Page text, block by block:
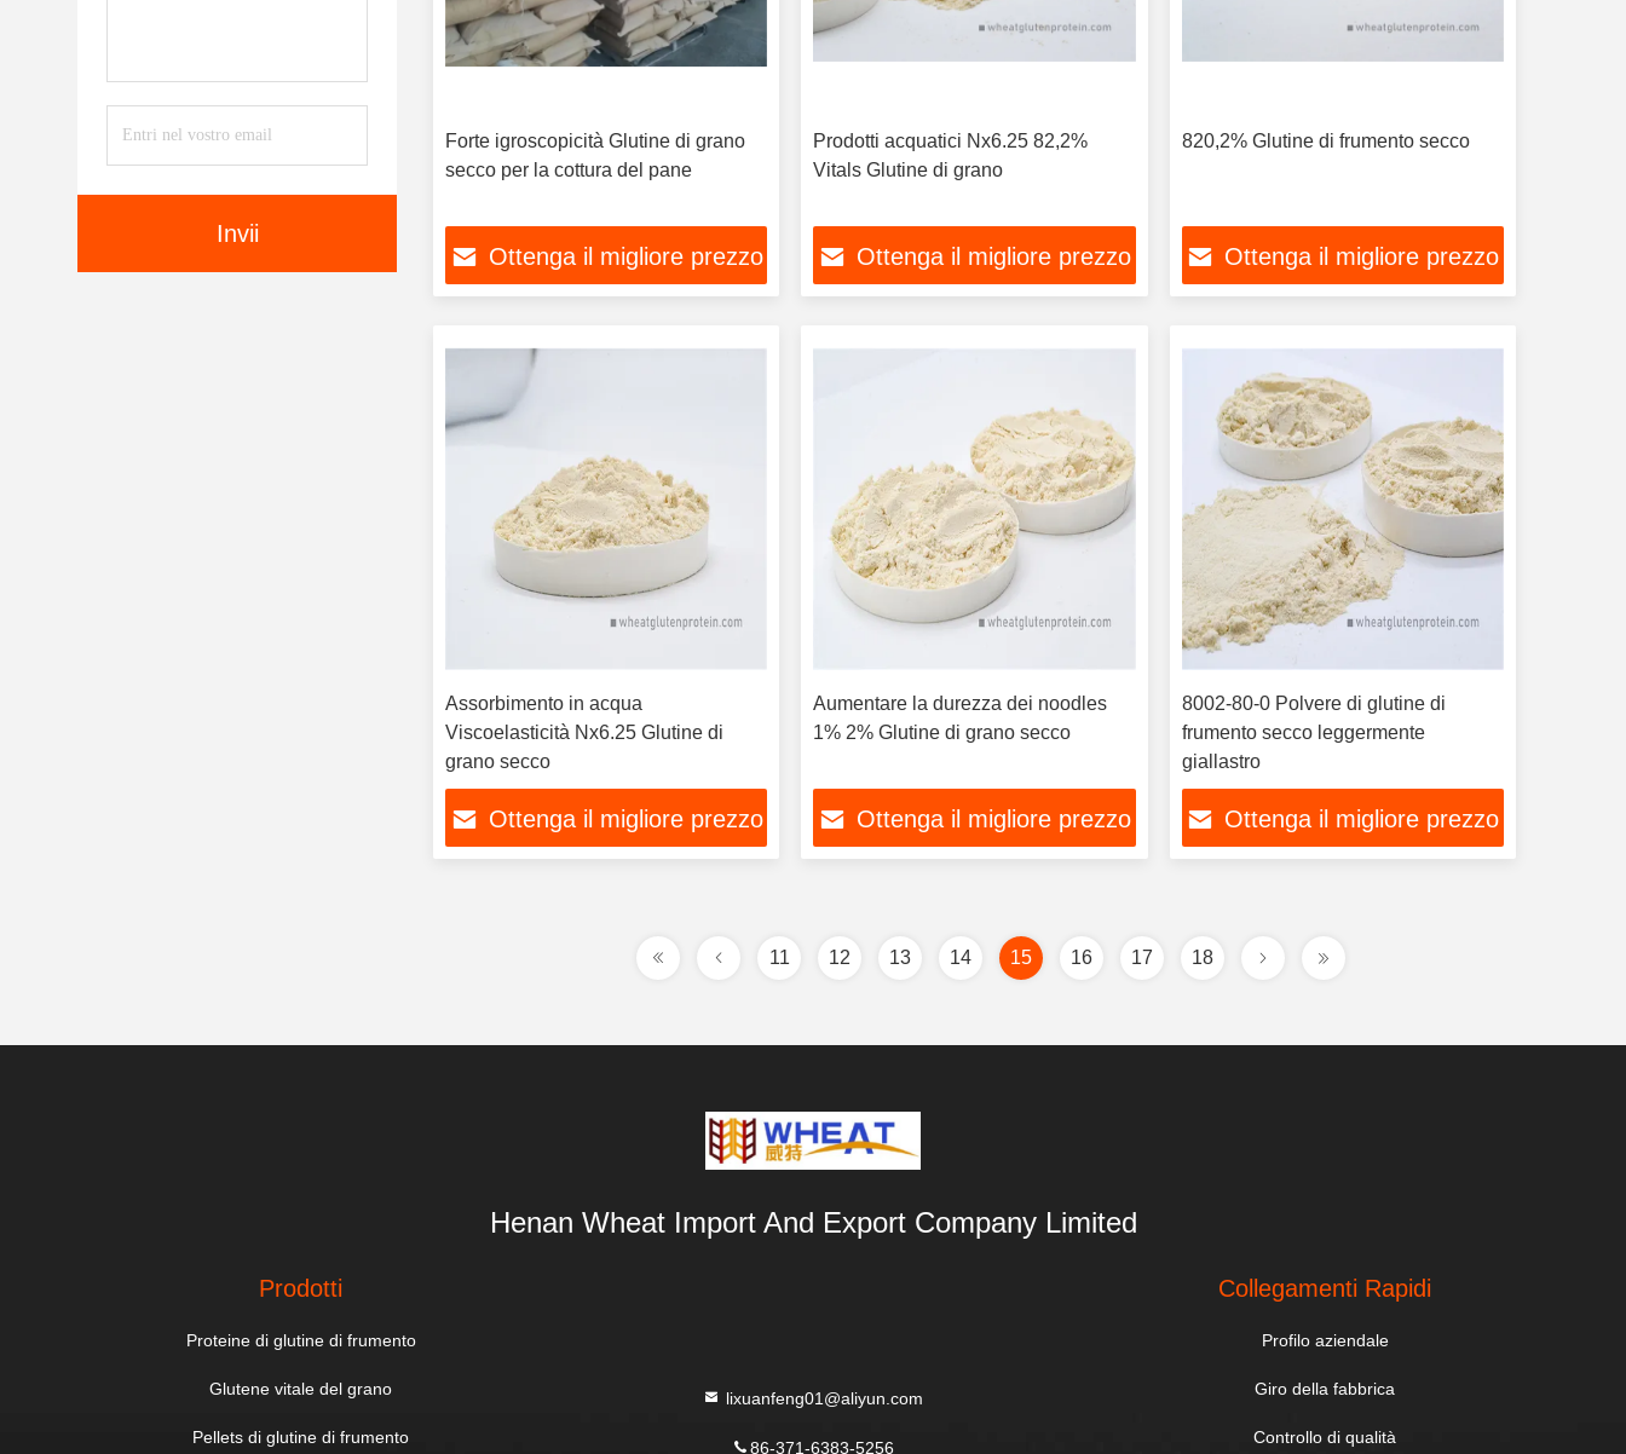
Invii
Forte igroscopicità Glutine di grano
secco per la cottura del pane
Ottenga il migliore prezzo
Prodotti acquatici Nx6.25 82,2%
Vitals Glutine di grano
Ottenga il migliore prezzo
820,2% Glutine di frumento secco
Ottenga il migliore prezzo
Assorbimento in acqua
Viscoelasticità Nx6.25 Glutine di
grano secco
Ottenga il migliore prezzo
Aumentare la durezza dei noodles
1% 2% Glutine di grano secco
Ottenga il migliore prezzo
8002-80-0 Polvere di glutine di
frumento secco leggermente
giallastro
Ottenga il migliore prezzo
11 12 13 14 15 16 17 18
Henan Wheat Import And Export Company Limited
Prodotti
Proteine di glutine di frumento
Glutene vitale del grano
Pellets di glutine di frumento
lixuanfeng01@aliyun.com
86-371-6383-5256
Collegamenti Rapidi
Profilo aziendale
Giro della fabbrica
Controllo di qualità